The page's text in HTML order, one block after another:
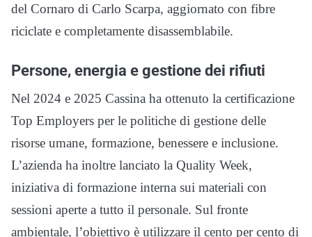
del Cornaro di Carlo Scarpa, aggiornato con fibre
riciclate e completamente disassemblabile.
Persone, energia e gestione dei rifiuti
Nel 2024 e 2025 Cassina ha ottenuto la certificazione
Top Employers per le politiche di gestione delle
risorse umane, formazione, benessere e inclusione.
L’azienda ha inoltre lanciato la Quality Week,
iniziativa di formazione interna sui materiali con
sessioni aperte a tutto il personale. Sul fronte
ambientale, l’obiettivo è utilizzare il cento per cento di